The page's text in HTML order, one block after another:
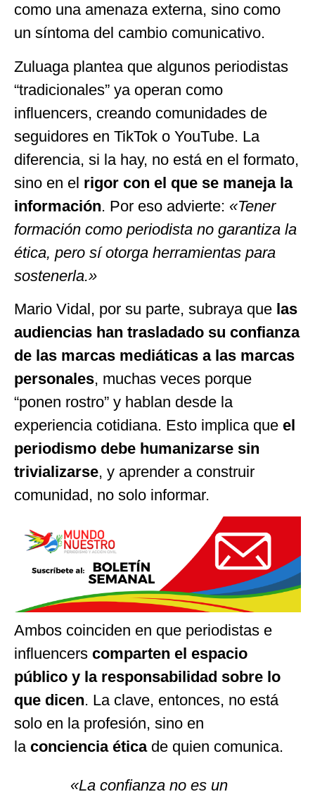
como una amenaza externa, sino como
un síntoma del cambio comunicativo.
Zuluaga plantea que algunos periodistas
“tradicionales” ya operan como
influencers, creando comunidades de
seguidores en TikTok o YouTube. La
diferencia, si la hay, no está en el formato,
sino en el rigor con el que se maneja la
información. Por eso advierte: «Tener
formación como periodista no garantiza la
ética, pero sí otorga herramientas para
sostenerla.»
Mario Vidal, por su parte, subraya que las
audiencias han trasladado su confianza
de las marcas mediáticas a las marcas
personales, muchas veces porque
“ponen rostro” y hablan desde la
experiencia cotidiana. Esto implica que el
periodismo debe humanizarse sin
trivializarse, y aprender a construir
comunidad, no solo informar.
Ambos coinciden en que periodistas e
influencers comparten el espacio
público y la responsabilidad sobre lo
que dicen. La clave, entonces, no está
solo en la profesión, sino en
la conciencia éticade quien comunica.
«La confianza no es un